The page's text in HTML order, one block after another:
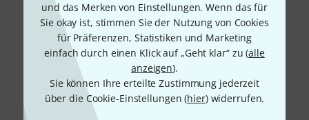
und das Merken von Einstellungen. Wenn das für
Sie okay ist, stimmen Sie der Nutzung von Cookies
für Präferenzen, Statistiken und Marketing
einfach durch einen Klick auf „Geht klar“ zu (alle
anzeigen).
Sie können Ihre erteilte Zustimmung jederzeit
über die Cookie-Einstellungen (hier) widerrufen.
Gefällt Ihnen, was Sie sehen?
Teilen Hilfe & Feedback